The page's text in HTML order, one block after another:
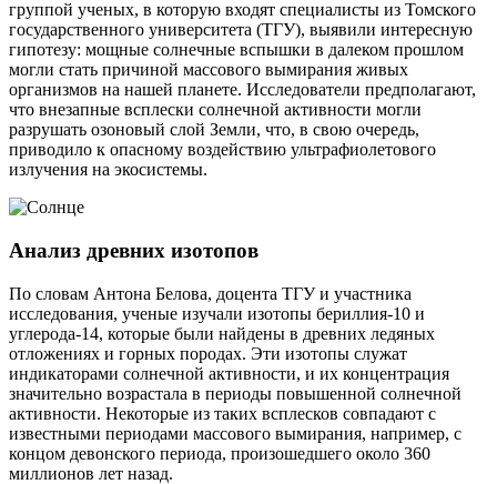
группой ученых, в которую входят специалисты из Томского
государственного университета (ТГУ), выявили интересную
гипотезу: мощные солнечные вспышки в далеком прошлом
могли стать причиной массового вымирания живых
организмов на нашей планете. Исследователи предполагают,
что внезапные всплески солнечной активности могли
разрушать озоновый слой Земли, что, в свою очередь,
приводило к опасному воздействию ультрафиолетового
излучения на экосистемы.
Анализ древних изотопов
По словам Антона Белова, доцента ТГУ и участника
исследования, ученые изучали изотопы бериллия-10 и
углерода-14, которые были найдены в древних ледяных
отложениях и горных породах. Эти изотопы служат
индикаторами солнечной активности, и их концентрация
значительно возрастала в периоды повышенной солнечной
активности. Некоторые из таких всплесков совпадают с
известными периодами массового вымирания, например, с
концом девонского периода, произошедшего около 360
миллионов лет назад.